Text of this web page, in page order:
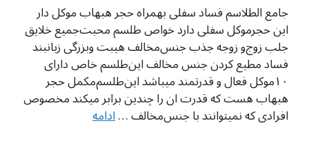
جامع الطلاسم فساد سفلی بهمراه حجر هبهاب موکل دار
این حجرموکل سفلی دارد خواص طلسم محبت‌جمیع خلایق
جلب زوج‌و زوجه جذب جنس‌مخالف هیبت وبزرگی زبانبند
فساد مطیع کردن‌ جنس مخالف این‌طلسم خاص دارای
۱۰موکل‌ فعال و قدرتمند میباشد این‌طلسم‌مکمل حجر
هبهاب هست که قدرت‌ ان را چندین برابر میکند مخصوص
افرادی که نمیتوانند با جنس‌مخالف …ادامه